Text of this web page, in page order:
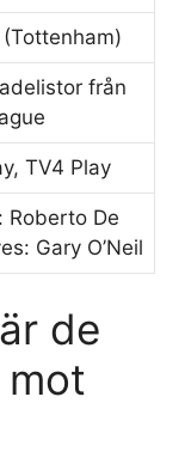
från
TV4 Play
Roberto De
Gary O’Neil
de